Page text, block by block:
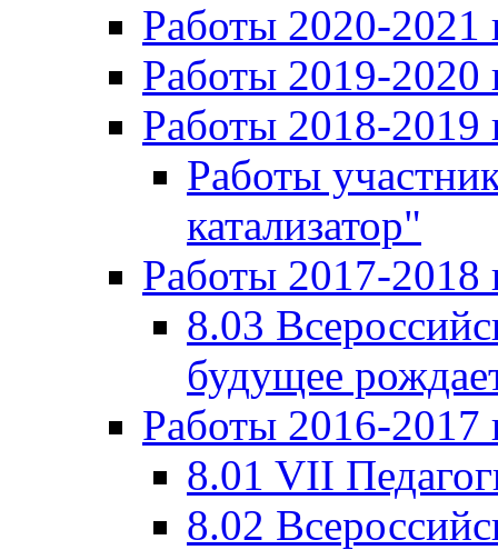
Работы 2020-2021
Работы 2019-2020
Работы 2018-2019
Работы
катализатор"
Работы 2017-2018
8.03
будущее
Работы 2016-2017
8.01 VII
8.02